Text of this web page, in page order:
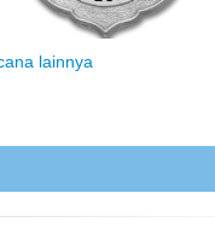
lainnya